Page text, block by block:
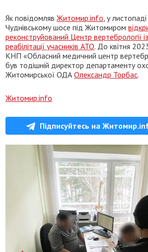
Як повідомлявЖитомир.info , у
Чуднівському шосе під Житомиром
реконструйований Центр вертебрології
реабілітації учасників АТО. До квітня
КНП «Обласний медичний центр
був тодішній директор департаменту
Житомирської ОДАОлександр Торбас.
Житомир.info
Підписуйтесь на